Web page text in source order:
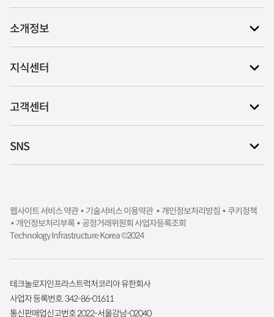
소개정보
지식센터
고객센터
SNS
웹사이트 서비스 약관 •기술서비스 이용약관 •개인정보처리방침 • 쿠키정책
• 개인정보처리부록 • 공정거래위원회 사업자등록조회
Technology Infrastructure Korea ©2024
테크놀로지인프라스트럭처코리아 유한회사
사업자 등록번호. 342-86-01611
통신판매업신고번호 2022-서울강남-02040